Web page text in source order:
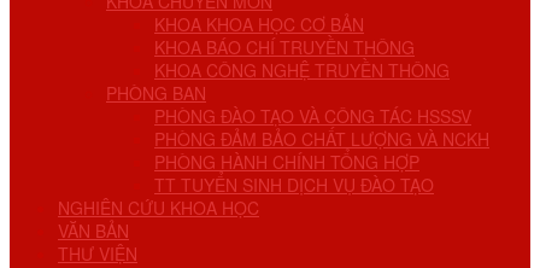
KHOA KHOA HỌC CƠ BẢN
KHOA BÁO CHÍ TRUYỀN THÔNG
KHOA CÔNG NGHỆ TRUYỀN THÔNG
PHÒNG BAN
PHÒNG ĐÀO TẠO VÀ CÔNG TÁC HSSSV
PHÒNG ĐẢM BẢO CHẤT LƯỢNG VÀ NCKH
PHÒNG HÀNH CHÍNH TỔNG HỢP
TT TUYỂN SINH DỊCH VỤ ĐÀO TẠO
NGHIÊN CỨU KHOA HỌC
VĂN BẢN
THƯ VIỆN